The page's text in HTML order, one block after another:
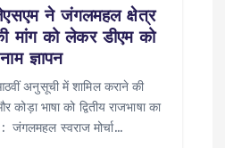
ने जंगलमहल क्षेत्र
मांग को लेकर डीएम को
ज्ञापन
अनुसूची में शामिल कराने की
भाषा को द्वितीय राजभाषा का
: जंगलमहल स्वराज मोर्चा…